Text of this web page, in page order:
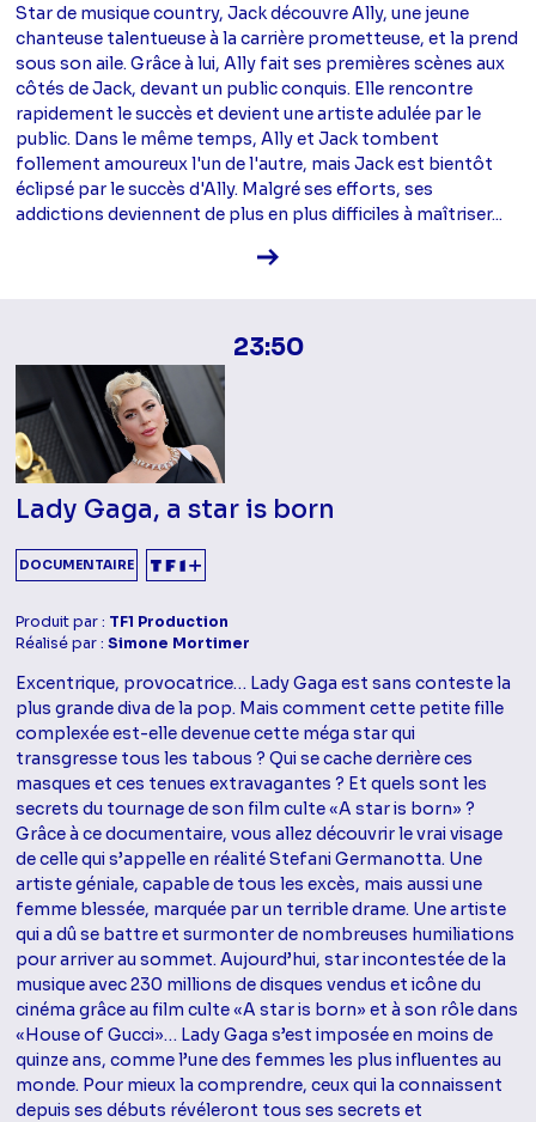
Star de musique country, Jack découvre Ally, une jeune
chanteuse talentueuse à la carrière prometteuse, et la prend
sous son aile. Grâce à lui, Ally fait ses premières scènes aux
côtés de Jack, devant un public conquis. Elle rencontre
rapidement le succès et devient une artiste adulée par le
public. Dans le même temps, Ally et Jack tombent
follement amoureux l'un de l'autre, mais Jack est bientôt
éclipsé par le succès d'Ally. Malgré ses efforts, ses
addictions deviennent de plus en plus difficiles à maîtriser...
Voir la fiche diffusion
23:50
Lady Gaga, a star is born
DOCUMENTAIRE
Produit par : TF1 Production
Réalisé par :Simone Mortimer
Excentrique, provocatrice… Lady Gaga est sans conteste la
plus grande diva de la pop. Mais comment cette petite fille
complexée est-elle devenue cette méga star qui
transgresse tous les tabous ? Qui se cache derrière ces
masques et ces tenues extravagantes ? Et quels sont les
secrets du tournage de son film culte «A star is born» ?
Grâce à ce documentaire, vous allez découvrir le vrai visage
de celle qui s’appelle en réalité Stefani Germanotta. Une
artiste géniale, capable de tous les excès, mais aussi une
femme blessée, marquée par un terrible drame. Une artiste
qui a dû se battre et surmonter de nombreuses humiliations
pour arriver au sommet. Aujourd’hui, star incontestée de la
musique avec 230 millions de disques vendus et icône du
cinéma grâce au film culte «A star is born» et à son rôle dans
«House of Gucci»… Lady Gaga s’est imposée en moins de
quinze ans, comme l’une des femmes les plus influentes au
monde. Pour mieux la comprendre, ceux qui la connaissent
depuis ses débuts révéleront tous ses secrets et